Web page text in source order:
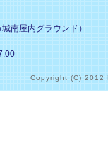
屋内グラウンド）
Copyright (C) 2012